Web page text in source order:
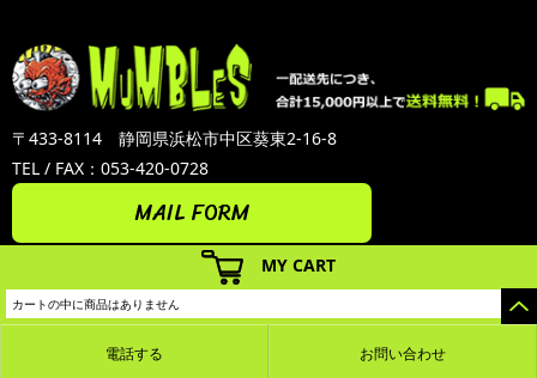
MY CART
カートの中に商品はありません
〒433-8114 静岡県浜松市中区葵東2-16-8
TEL / FAX：053-420-0728
MAIL FORM
カラーミーショップ Copyright (C) 2005-2026 GMOペパボ株式会社All Rights Reserved.
電話する お問い合わせ